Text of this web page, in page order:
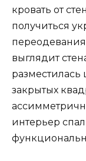
кровать от
получиться
выглядит
разместилась
закрытых
интерьер